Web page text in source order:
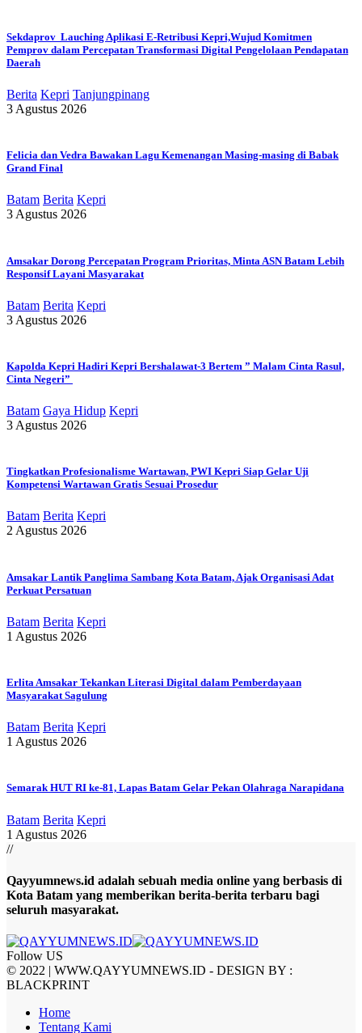
Sekdaprov Lauching Aplikasi E-Retribusi Kepri,Wujud Komitmen
Pemprov dalam Percepatan Transformasi Digital Pengelolaan Pendapatan
Daerah
Berita Kepri Tanjungpinang
3 Agustus 2026
Felicia dan Vedra Bawakan Lagu Kemenangan Masing-masing di Babak
Grand Final
Batam Berita Kepri
3 Agustus 2026
Amsakar Dorong Percepatan Program Prioritas, Minta ASN Batam Lebih
Responsif Layani Masyarakat
Batam Berita Kepri
3 Agustus 2026
Kapolda Kepri Hadiri Kepri Bershalawat-3 Bertem ” Malam Cinta Rasul,
Cinta Negeri”
Batam Gaya Hidup Kepri
3 Agustus 2026
Tingkatkan Profesionalisme Wartawan, PWI Kepri Siap Gelar Uji
Kompetensi Wartawan Gratis Sesuai Prosedur
Batam Berita Kepri
2 Agustus 2026
Amsakar Lantik Panglima Sambang Kota Batam, Ajak Organisasi Adat
Perkuat Persatuan
Batam Berita Kepri
1 Agustus 2026
Erlita Amsakar Tekankan Literasi Digital dalam Pemberdayaan
Masyarakat Sagulung
Batam Berita Kepri
1 Agustus 2026
Semarak HUT RI ke-81, Lapas Batam Gelar Pekan Olahraga Narapidana
Batam Berita Kepri
1 Agustus 2026
//
Qayyumnews.id adalah sebuah media online yang berbasis di
Kota Batam yang memberikan berita-berita terbaru bagi
seluruh masyarakat.
Follow US
© 2022 | WWW.QAYYUMNEWS.ID - DESIGN BY :
BLACKPRINT
Home
Tentang Kami